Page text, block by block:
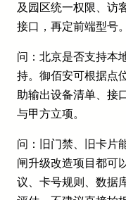
及园区统一权限、访
接口，再定前端型号。
问：北京是否支持本
持。御佰安可根据点
助输出设备清单、接
与甲方立项。
问：旧门禁、旧卡片
闸升级改造项目都可
议、卡号规则、数据